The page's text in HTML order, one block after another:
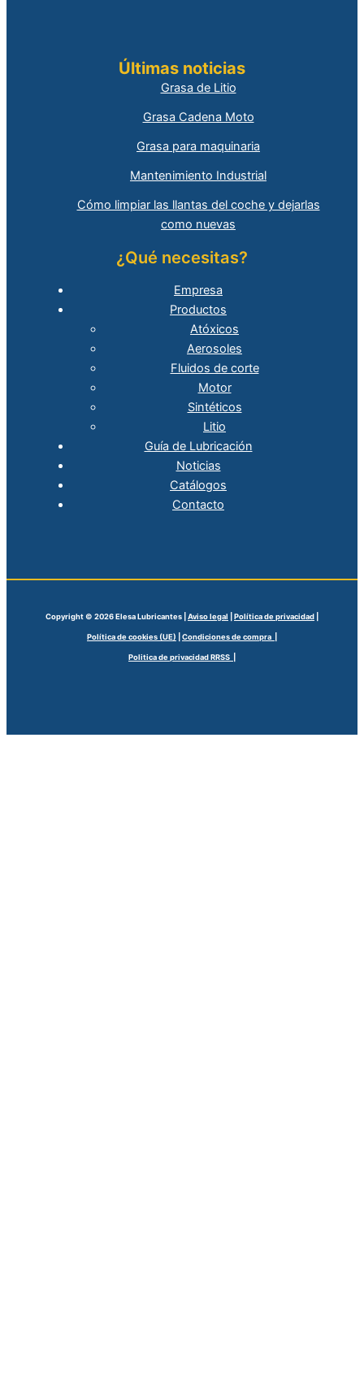
Últimas noticias
Grasa de Litio
Grasa Cadena Moto
Grasa para maquinaria
Mantenimiento Industrial
Cómo limpiar las llantas del coche y dejarlas
como nuevas
¿Qué necesitas?
Empresa
Productos
Atóxicos
Aerosoles
Fluidos de corte
Motor
Sintéticos
Litio
Guía de Lubricación
Noticias
Catálogos
Contacto
Copyright © 2026 Elesa Lubricantes | Aviso legal Política de privacidad
Política de cookies (UE) Condiciones de compra |
Politica de privacidad RRSS |